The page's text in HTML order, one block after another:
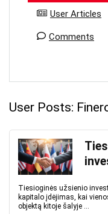
User Articles
Comments
User Posts:
Tiesioginės užsienio
kapitalo įdėjimas, kai
objektą kitoje šalyje ...